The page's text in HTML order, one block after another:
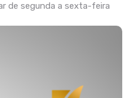
de segunda a sexta-feira